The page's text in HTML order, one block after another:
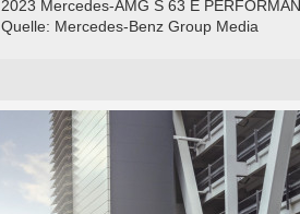
2023 Mercedes-AMG S 63 E
Quelle: Mercedes-Benz Group Media